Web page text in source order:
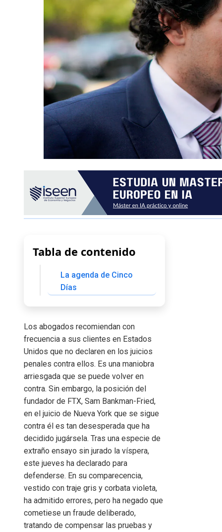
Tabla de contenido
La agenda de Cinco
Días
Los abogados recomiendan con
frecuencia a sus clientes en Estados
Unidos que no declaren en los juicios
penales contra ellos. Es una maniobra
arriesgada que se puede volver en
contra. Sin embargo, la posición del
fundador de FTX, Sam Bankman-Fried,
en el juicio de Nueva York que se sigue
contra él es tan desesperada que ha
decidido jugársela. Tras una especie de
extraño ensayo sin jurado la víspera,
este jueves ha declarado para
defenderse. En su comparecencia,
vestido con traje gris y corbata violeta,
ha admitido errores, pero ha negado que
cometiese un fraude deliberado,
tratando de compensar las pruebas y